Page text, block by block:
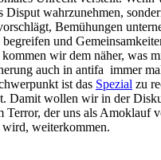
Disput wahrzunehmen,
Bemühungen
und
wir dem näher, was
auch in antifa immer
ist das Spezial zu
Damit wollen wir in der
Terror, der uns als Amoklauf
wird, weiterkommen.